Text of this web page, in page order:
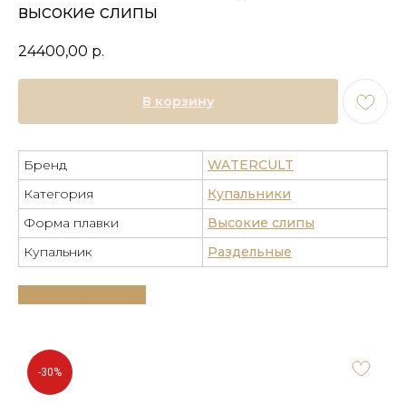
высокие слипы
24400,00 р.
В корзину
Бренд
WATERCULT
Категория
Купальники
Форма плавки
Высокие слипы
Купальник
Раздельные
-30%